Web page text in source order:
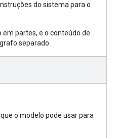
do sistema para o
partes, e o conteúdo de
separado.
que o modelo pode usar para